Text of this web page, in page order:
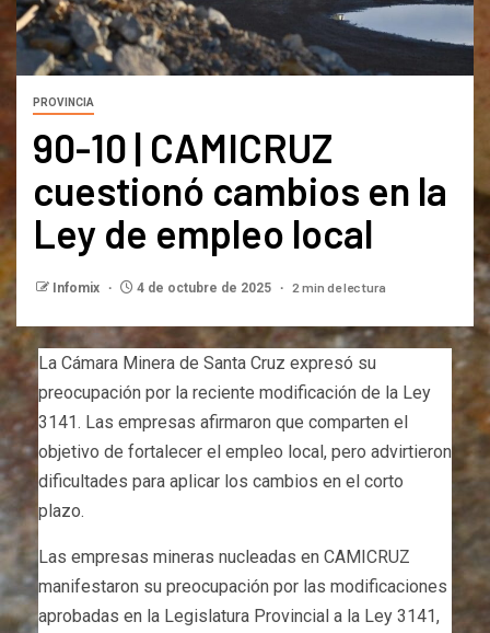
PROVINCIA
90-10 | CAMICRUZ
cuestionó cambios en la
Ley de empleo local
Infomix 4 de octubre de 2025 2 min de lectura
La Cámara Minera de Santa Cruz expresó su
preocupación por la reciente modificación de la Ley
3141. Las empresas afirmaron que comparten el
objetivo de fortalecer el empleo local, pero advirtieron
dificultades para aplicar los cambios en el corto
plazo.
Las empresas mineras nucleadas en CAMICRUZ
manifestaron su preocupación por las modificaciones
aprobadas en la Legislatura Provincial a la Ley 3141,